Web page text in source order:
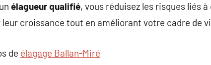
élagueur qualifié, vous réduisez les risques liés
croissance tout en améliorant votre cadre de
de élagage Ballan-Miré